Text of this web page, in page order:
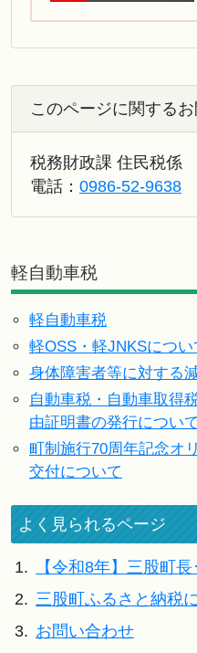
このページに関する
税務財政課 住民税係
電話： 0986-52-9638
軽自動車税
軽自動車税
軽OSS・軽JNKSについ
身体障害者等に対する
自動車税・自動車取得
由証明書の発行について
町制施行70周年記念オ
交付について
よく見られるページ
1.
【令和8年】三股町
2. 三股町ふるさと納税
3. お問い合わせ